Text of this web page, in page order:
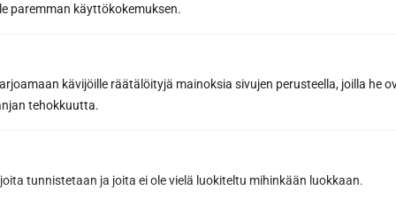
paremman käyttökokemuksen.
kävijöille räätälöityjä mainoksia sivujen perusteella, joilla he
tehokkuutta.
tunnistetaan ja joita ei ole vielä luokiteltu mihinkään luokkaan.
Muuuntotie 3, 01510 VANTAA
0403 470 230